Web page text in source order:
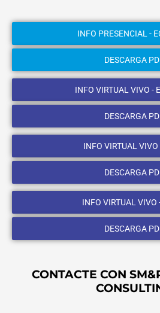
INFO PRESENCIAL -
DESCARGA
INFO VIRTUAL VIVO -
DESCARGA
INFO VIRTUAL VIVO
DESCARGA
INFO VIRTUAL VIVO
DESCARGA
CONTACTE CON